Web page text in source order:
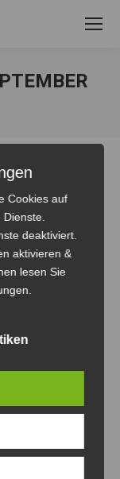
und dann drei
guten Platz
Cookies auf
deaktiviert.
aktivieren &
lesen Sie